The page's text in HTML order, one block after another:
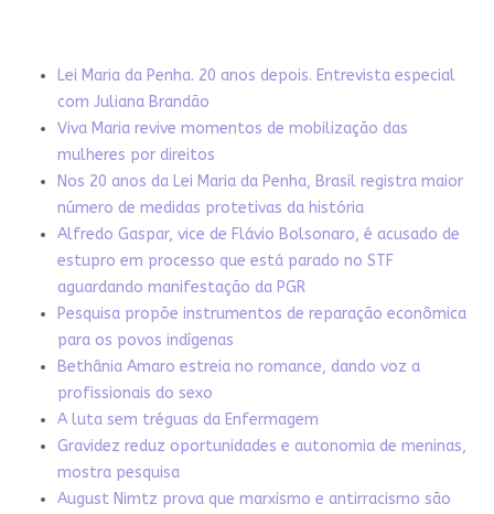
Lei Maria da Penha. 20 anos depois. Entrevista especial
com Juliana Brandão
Viva Maria revive momentos de mobilização das
mulheres por direitos
Nos 20 anos da Lei Maria da Penha, Brasil registra maior
número de medidas protetivas da história
Alfredo Gaspar, vice de Flávio Bolsonaro, é acusado de
estupro em processo que está parado no STF
aguardando manifestação da PGR
Pesquisa propõe instrumentos de reparação econômica
para os povos indígenas
Bethânia Amaro estreia no romance, dando voz a
profissionais do sexo
A luta sem tréguas da Enfermagem
Gravidez reduz oportunidades e autonomia de meninas,
mostra pesquisa
August Nimtz prova que marxismo e antirracismo são